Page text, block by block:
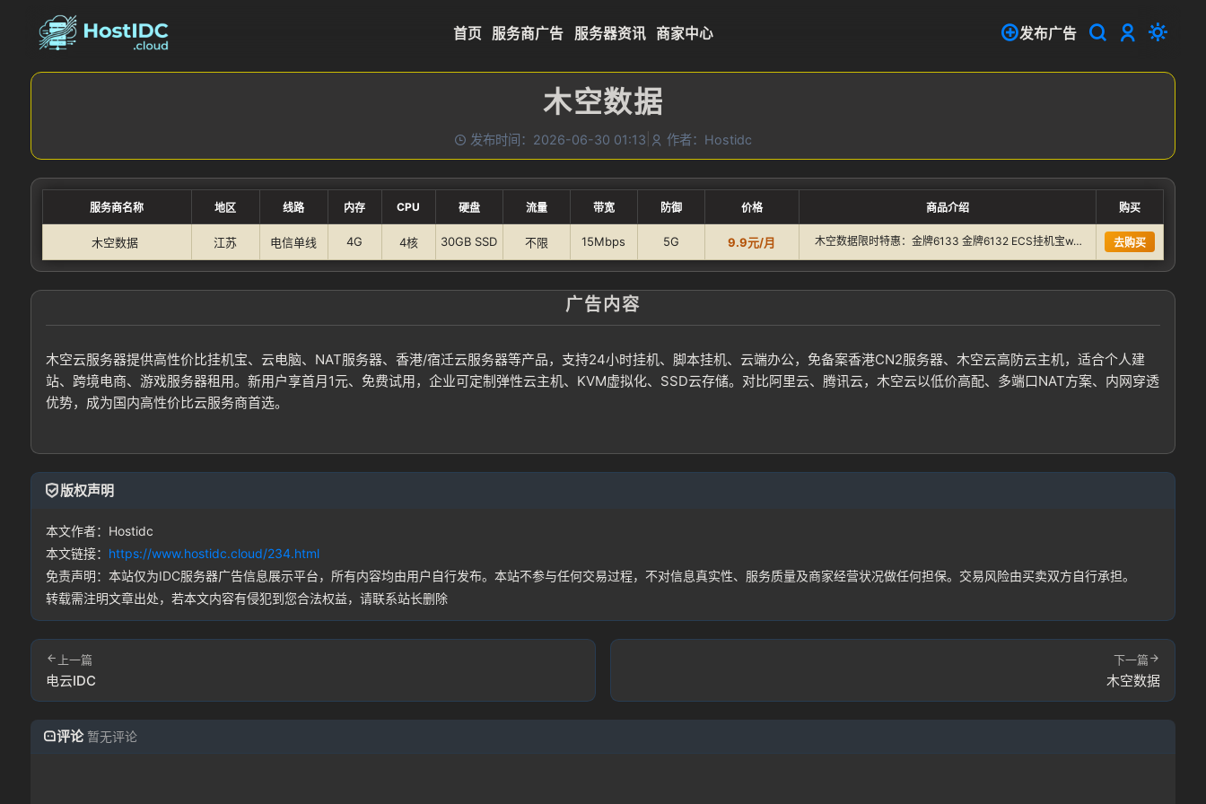
首页 服务商广告 服务器资讯 商家中心 发布广告
木空数据
发布时间：2026-06-30 01:13 作者：Hostidc
服务商名称 地区 线路 内存 CPU 硬盘 流量 带宽 防御 价格 商品介绍 购买
木空数据 江苏 电信单线 4G 4核 30GB SSD 不限 15Mbps 5G 9.9元/月 木空数据限时特惠：金牌6133 金牌6132 ECS挂机宝w… 去购买
广告内容
木空云服务器提供高性价比挂机宝、云电脑、NAT服务器、香港/宿迁云服务器等产品，支持24小时挂机、脚本挂机、云端办公，免备案香港CN2服务器、木空云高防云主机，适合个人建
站、跨境电商、游戏服务器租用。新用户享首月1元、免费试用，企业可定制弹性云主机、KVM虚拟化、SSD云存储。对比阿里云、腾讯云，木空云以低价高配、多端口NAT方案、内网穿透
优势，成为国内高性价比云服务商首选。
版权声明
本文作者：Hostidc
本文链接： https://www.hostidc.cloud/234.html
免责声明：本站仅为IDC服务器广告信息展示平台，所有内容均由用户自行发布。本站不参与任何交易过程，不对信息真实性、服务质量及商家经营状况做任何担保。交易风险由买卖双方自行承担。
转载需注明文章出处，若本文内容有侵犯到您合法权益，请联系站长删除
上一篇
电云IDC
下一篇
木空数据
评论 暂无评论